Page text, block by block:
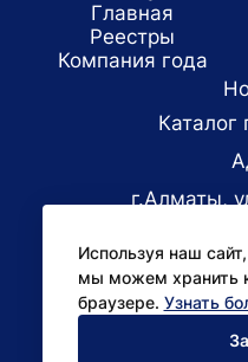
Используя наш
мы можем хранить
браузере. Узнать
Главная
Реестры
Компания года
Каталог
г.Алматы,